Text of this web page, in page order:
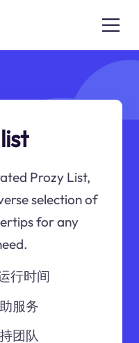
Prozy List,
selection of
for any
行时间
服务
团队